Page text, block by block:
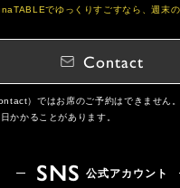
でゆっくりすごすなら、週末の
Contact
）ではお席のご予約はできません。
かかることがあります。
SNS 公式アカウント